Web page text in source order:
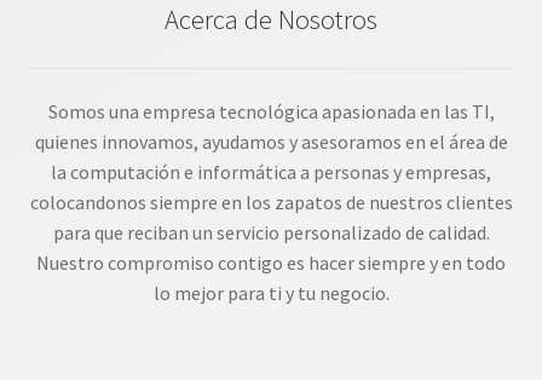
Acerca de Nosotros
Somos una empresa tecnológica apasionada en las TI,
quienes innovamos, ayudamos y asesoramos en el área de
la computación e informática a personas y empresas,
colocandonos siempre en los zapatos de nuestros clientes
para que reciban un servicio personalizado de calidad.
Nuestro compromiso contigo es hacer siempre y en todo
lo mejor para ti y tu negocio.